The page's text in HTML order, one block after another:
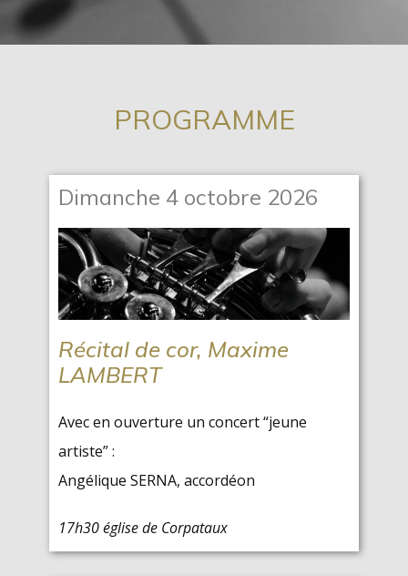
PROGRAMME
Dimanche 4 octobre 2026
Récital de cor, Maxime
LAMBERT
Avec en ouverture un concert “jeune
artiste” :
Angélique SERNA, accordéon
17h30 église de Corpataux